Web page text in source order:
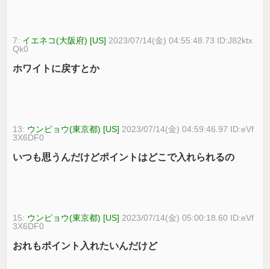
7: イエネコ(大阪府) [US] 2023/07/14(金) 04:55:48.73 ID:J82ktx
Qk0
ホワイトに戻すとか
13: ウンピョウ(東京都) [US] 2023/07/14(金) 04:59:46.97 ID:eVf
3X6DF0
いつも思うんだけどポイントはどこで入れられるの
15: ウンピョウ(東京都) [US] 2023/07/14(金) 05:00:18.60 ID:eVf
3X6DF0
おれもポイント入れたいんだけど